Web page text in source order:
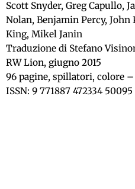
Scott Snyder, Greg Capullo,
Nolan, Benjamin Percy, John
King, Mikel Janin
Traduzione di Stefano
RW Lion, giugno 2015
96 pagine, spillatori, colore –
ISSN: 9 771887 472334 50095